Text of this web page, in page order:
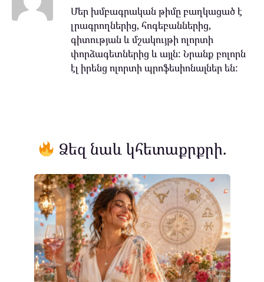
Մեր խմբագրական թիմը բաղկացած է
լրագրողներից, հոգեբաններից,
գիտության և մշակույթի ոլորտի
փորձագետներից և այլն: Նրանք բոլորն
էլ իրենց ոլորտի պրոֆեսիոնալներ են:
Ձեզ նաև կհետաքրքրի.